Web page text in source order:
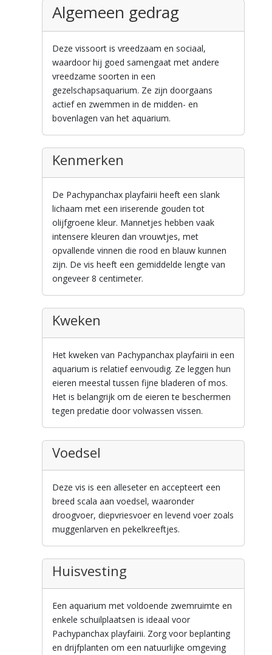
Algemeen gedrag
Deze vissoort is vreedzaam en sociaal,
waardoor hij goed samengaat met andere
vreedzame soorten in een
gezelschapsaquarium. Ze zijn doorgaans
actief en zwemmen in de midden- en
bovenlagen van het aquarium.
Kenmerken
De Pachypanchax playfairii heeft een slank
lichaam met een iriserende gouden tot
olijfgroene kleur. Mannetjes hebben vaak
intensere kleuren dan vrouwtjes, met
opvallende vinnen die rood en blauw kunnen
zijn. De vis heeft een gemiddelde lengte van
ongeveer 8 centimeter.
Kweken
Het kweken van Pachypanchax playfairii in een
aquarium is relatief eenvoudig. Ze leggen hun
eieren meestal tussen fijne bladeren of mos.
Het is belangrijk om de eieren te beschermen
tegen predatie door volwassen vissen.
Voedsel
Deze vis is een alleseter en accepteert een
breed scala aan voedsel, waaronder
droogvoer, diepvriesvoer en levend voer zoals
muggenlarven en pekelkreeftjes.
Huisvesting
Een aquarium met voldoende zwemruimte en
enkele schuilplaatsen is ideaal voor
Pachypanchax playfairii. Zorg voor beplanting
en drijfplanten om een natuurlijke omgeving